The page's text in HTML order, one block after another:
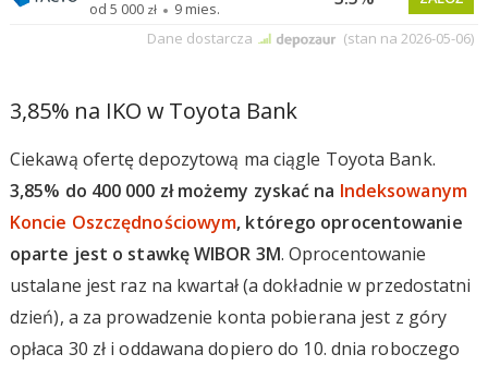
3,85% na IKO w Toyota Bank
Ciekawą ofertę depozytową ma ciągle Toyota Bank.
3,85% do 400 000 zł możemy zyskać na Indeksowanym
Koncie Oszczędnościowym, którego oprocentowanie
oparte jest o stawkę WIBOR 3M. Oprocentowanie
ustalane jest raz na kwartał (a dokładnie w przedostatni
dzień), a za prowadzenie konta pobierana jest z góry
opłaca 30 zł i oddawana dopiero do 10. dnia roboczego